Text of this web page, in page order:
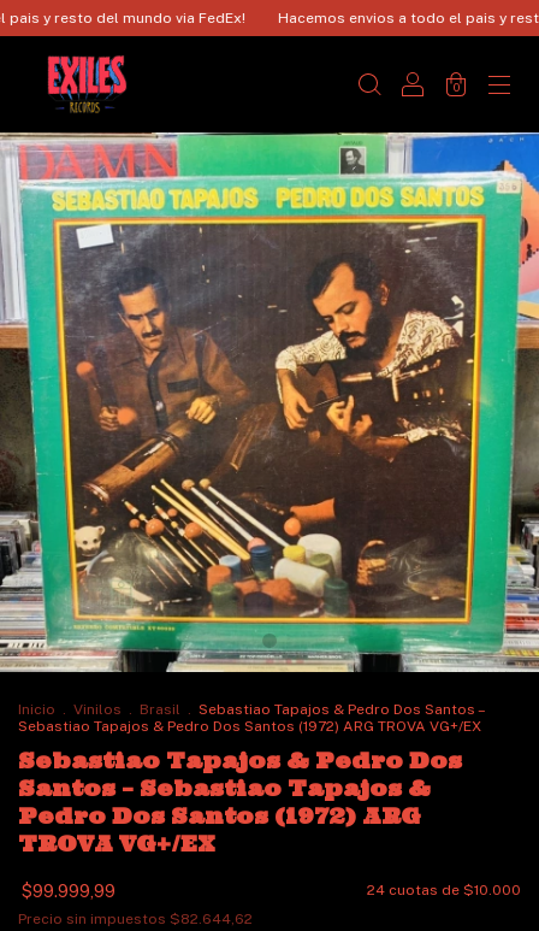
y resto del mundo via FedEx! Hacemos envios a todo el pais y resto
0
Inicio . Vinilos . Brasil . Sebastiao Tapajos & Pedro Dos Santos ‎–
Sebastiao Tapajos & Pedro Dos Santos (1972) ARG TROVA VG+/EX
Sebastiao Tapajos & Pedro Dos
Santos ‎– Sebastiao Tapajos &
Pedro Dos Santos (1972) ARG
TROVA VG+/EX
$99.999,99 24 cuotas de $10.000
Precio sin impuestos $82.644,62